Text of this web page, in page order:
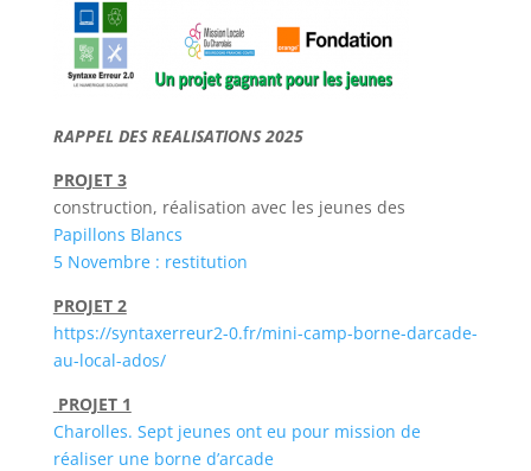
RAPPEL DES REALISATIONS 2025
PROJET 3
construction, réalisation avec les jeunes des
Papillons Blancs
5 Novembre : restitution
PROJET 2
https://syntaxerreur2-0.fr/mini-camp-borne-darcade-
au-local-ados/
PROJET 1
Charolles. Sept jeunes ont eu pour mission de
réaliser une borne d’arcade